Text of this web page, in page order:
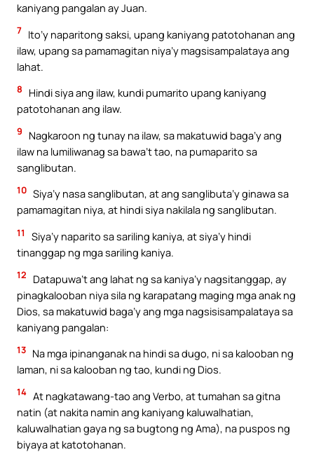
kaniyang pangalan ay Juan.
7 Ito’y naparitong saksi, upang kaniyang patotohanan ang
ilaw, upang sa pamamagitan niya’y magsisampalataya ang
lahat.
8
Hindi siya ang ilaw, kundi pumarito upang kaniyang
patotohanan ang ilaw.
9
Nagkaroon ng tunay na ilaw, sa makatuwid baga’y ang
ilaw na lumiliwanag sa bawa’t tao, na pumaparito sa
sanglibutan.
10 Siya’y nasa sanglibutan, at ang sanglibuta’y ginawa sa
pamamagitan niya, at hindi siya nakilala ng sanglibutan.
11
Siya’y naparito sa sariling kaniya, at siya’y hindi
tinanggap ng mga sariling kaniya.
12
Datapuwa’t ang lahat ng sa kaniya’y nagsitanggap, ay
pinagkalooban niya sila ng karapatang maging mga anak ng
Dios, sa makatuwid baga’y ang mga nagsisisampalataya sa
kaniyang pangalan:
13 Na mga ipinanganak na hindi sa dugo, ni sa kalooban ng
laman, ni sa kalooban ng tao, kundi ng Dios.
14 At nagkatawang-tao ang Verbo, at tumahan sa gitna
natin (at nakita namin ang kaniyang kaluwalhatian,
kaluwalhatian gaya ng sa bugtong ng Ama), na puspos ng
biyaya at katotohanan.